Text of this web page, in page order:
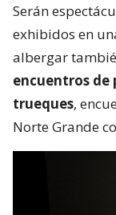
Serán
exhibidos en
albergar
encuentros de
trueques,
Norte Grande